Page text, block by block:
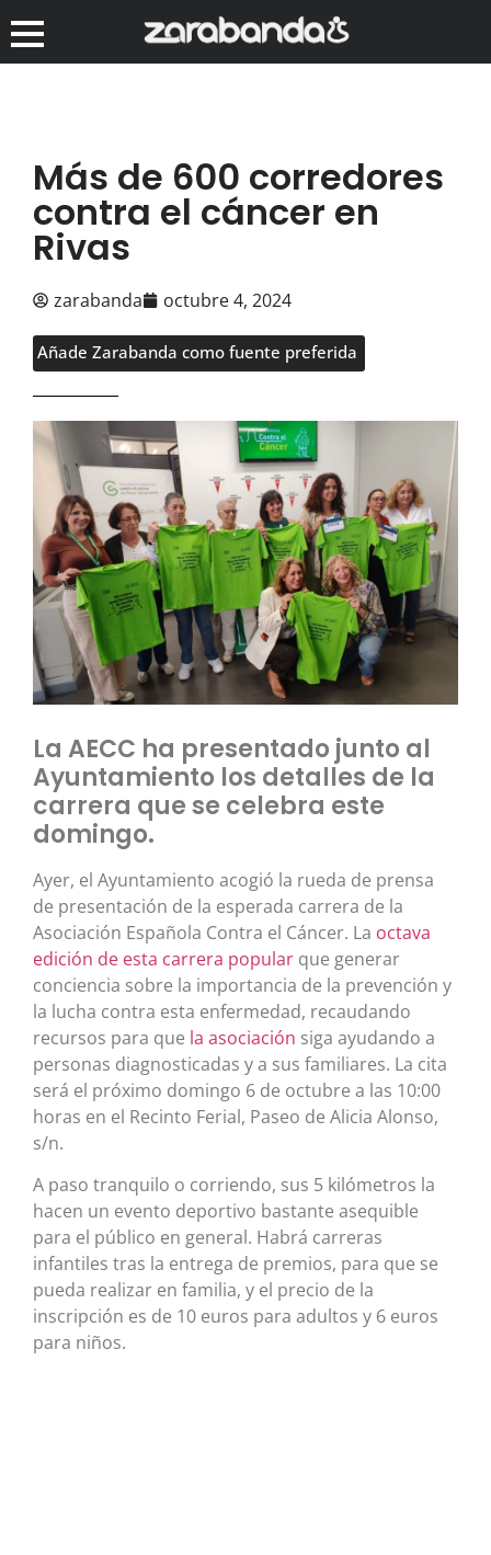
Más de 600 corredores
contra el cáncer en
Rivas
zarabanda octubre 4, 2024
Añade Zarabanda como fuente preferida
La AECC ha presentado junto al
Ayuntamiento los detalles de la
carrera que se celebra este
domingo.
Ayer, el Ayuntamiento acogió la rueda de prensa
de presentación de la esperada carrera de la
Asociación Española Contra el Cáncer. La octava
edición de esta carrera popular que generar
conciencia sobre la importancia de la prevención y
la lucha contra esta enfermedad, recaudando
recursos para que la asociación siga ayudando a
personas diagnosticadas y a sus familiares. La cita
será el próximo domingo 6 de octubre a las 10:00
horas en el Recinto Ferial, Paseo de Alicia Alonso,
s/n.
A paso tranquilo o corriendo, sus 5 kilómetros la
hacen un evento deportivo bastante asequible
para el público en general. Habrá carreras
infantiles tras la entrega de premios, para que se
pueda realizar en familia, y el precio de la
inscripción es de 10 euros para adultos y 6 euros
para niños.